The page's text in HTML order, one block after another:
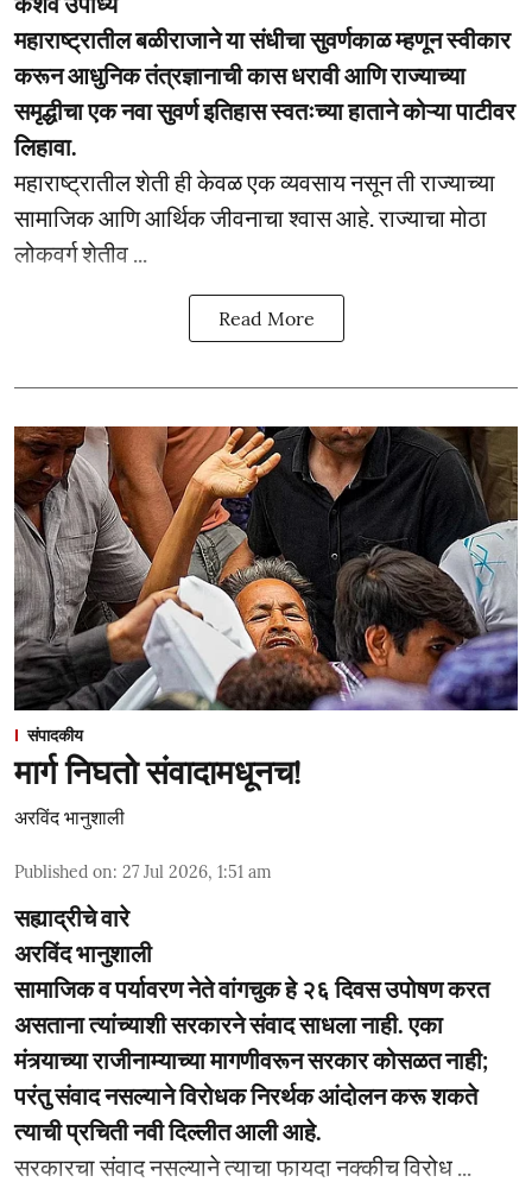
महाराष्ट्रातील बळीराजाने या संधीचा सुवर्णकाळ म्हणून स्वीकार
करून आधुनिक तंत्रज्ञानाची कास धरावी आणि राज्याच्या
समृद्धीचा एक नवा सुवर्ण इतिहास स्वतःच्या हाताने कोऱ्या पाटीवर
लिहावा.
महाराष्ट्रातील शेती ही केवळ एक व्यवसाय नसून ती राज्याच्या
सामाजिक आणि आर्थिक जीवनाचा श्वास आहे. राज्याचा मोठा
लोकवर्ग शेतीव ...
Read More
संपादकीय
मार्ग निघतो संवादामधूनच!
अरविंद भानुशाली
Published on: 27 Jul 2026, 1:51 am
सह्याद्रीचे वारे
अरविंद भानुशाली
सामाजिक व पर्यावरण नेते वांगचुक हे २६ दिवस उपोषण करत
असताना त्यांच्याशी सरकारने संवाद साधला नाही. एका
मंत्र्याच्या राजीनाम्याच्या मागणीवरून सरकार कोसळत नाही;
परंतु संवाद नसल्याने विरोधक निरर्थक आंदोलन करू शकते
त्याची प्रचिती नवी दिल्लीत आली आहे.
सरकारचा संवाद नसल्याने त्याचा फायदा नक्कीच विरोध ...